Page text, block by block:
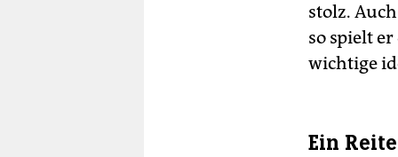
stolz.
so spielt
wichtige
Ein